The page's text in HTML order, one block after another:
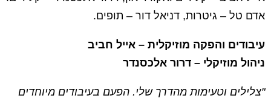
אדם טל – גיטרות, דניאל דור – תופים.
עיבודים והפקה מוזיקלית – אייל חביב
ניהול מוזיקלי – דרור אלכסנדר
"צלילים וטעימות מהדרך שלי. הפעם בעיבודים מיוחדים